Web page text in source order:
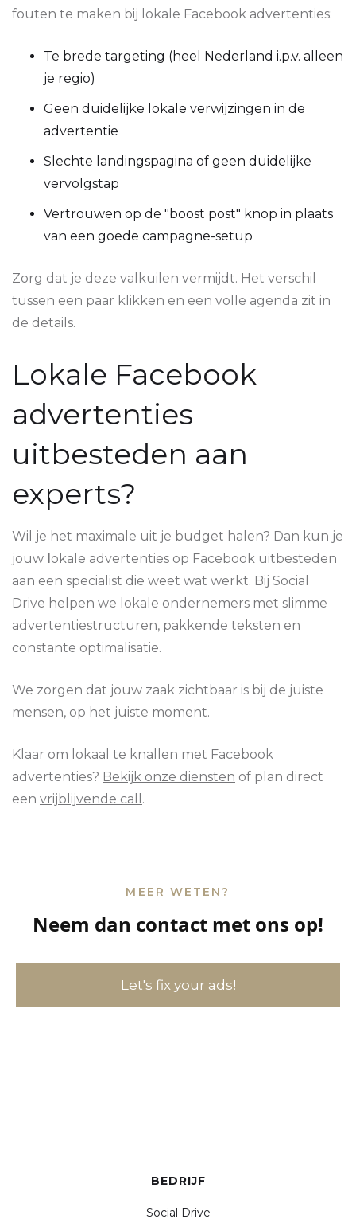
fouten te maken bij lokale Facebook advertenties:
Te brede targeting (heel Nederland i.p.v. alleen
je regio)
Geen duidelijke lokale verwijzingen in de
advertentie
Slechte landingspagina of geen duidelijke
vervolgstap
Vertrouwen op de "boost post" knop in plaats
van een goede campagne-setup
Zorg dat je deze valkuilen vermijdt. Het verschil
tussen een paar klikken en een volle agenda zit in
de details.
Lokale Facebook
advertenties
uitbesteden aan
experts?
Wil je het maximale uit je budget halen? Dan kun je
jouw lokale advertenties op Facebook uitbesteden
aan een specialist die weet wat werkt. Bij Social
Drive helpen we lokale ondernemers met slimme
advertentiestructuren, pakkende teksten en
constante optimalisatie.
We zorgen dat jouw zaak zichtbaar is bij de juiste
mensen, op het juiste moment.
Klaar om lokaal te knallen met Facebook
advertenties? Bekijk onze diensten of plan direct
een vrijblijvende call .
MEER WETEN?
Neem dan contact met ons op!
Let's fix your ads!
BEDRIJF
Social Drive